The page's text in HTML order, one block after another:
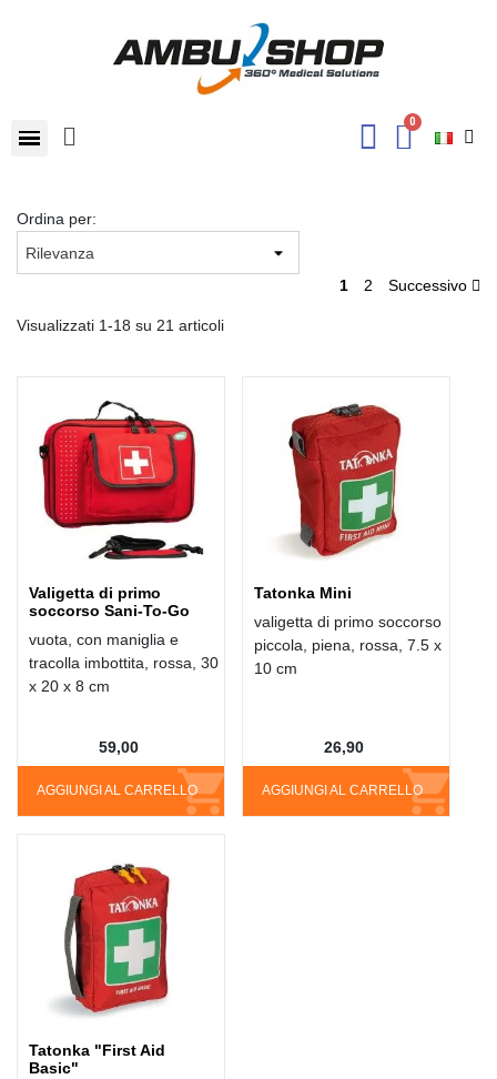
Ordina per:
1 2 Successivo
Visualizzati 1-18 su 21 articoli
Valigetta di primo
soccorso Sani-To-Go
vuota, con maniglia e
tracolla imbottita, rossa, 30
x 20 x 8 cm
AGGIUNGI AL CARRELLO
59,00
Tatonka Mini
valigetta di primo soccorso
piccola, piena, rossa, 7.5 x
10 cm
AGGIUNGI AL CARRELLO
26,90
Tatonka "First Aid
Basic"